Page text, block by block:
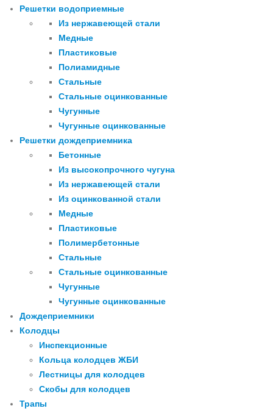
Решетки водоприемные
Из нержавеющей стали
Медные
Пластиковые
Полиамидные
Стальные
Стальные оцинкованные
Чугунные
Чугунные оцинкованные
Решетки дождеприемника
Бетонные
Из высокопрочного чугуна
Из нержавеющей стали
Из оцинкованной стали
Медные
Пластиковые
Полимербетонные
Стальные
Стальные оцинкованные
Чугунные
Чугунные оцинкованные
Дождеприемники
Колодцы
Инспекционные
Кольца колодцев ЖБИ
Лестницы для колодцев
Скобы для колодцев
Трапы